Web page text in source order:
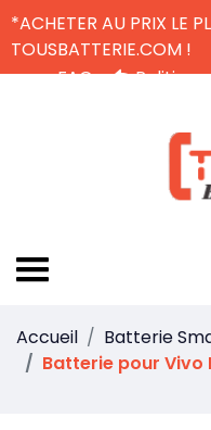
*ACHETER AU PRIX LE
TOUSBATTERIE.COM !
FAQ
Accueil Batterie
Batterie pour Vivo